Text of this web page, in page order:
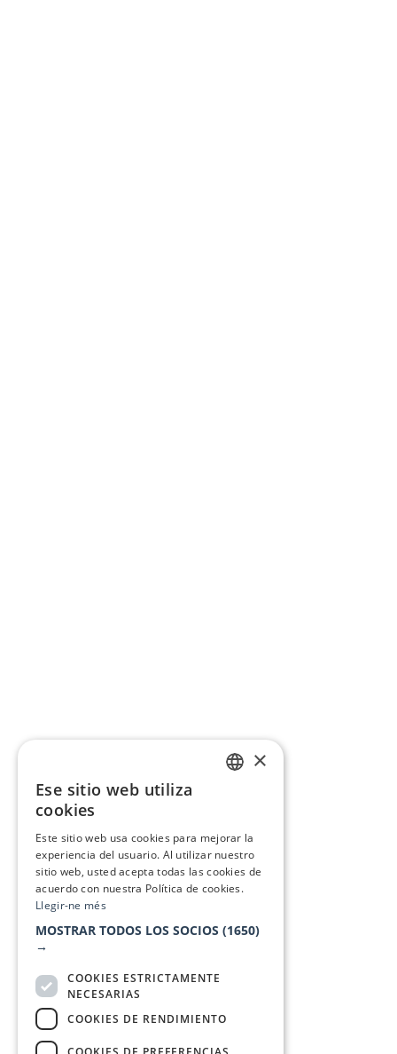
×
Ese sitio web utiliza
cookies
Este sitio web usa cookies para mejorar la
experiencia del usuario. Al utilizar nuestro
sitio web, usted acepta todas las cookies de
acuerdo con nuestra Política de cookies.
Llegir-ne més
MOSTRAR TODOS LOS SOCIOS (1650)
→
COOKIES ESTRICTAMENTE
NECESARIAS
COOKIES DE RENDIMIENTO